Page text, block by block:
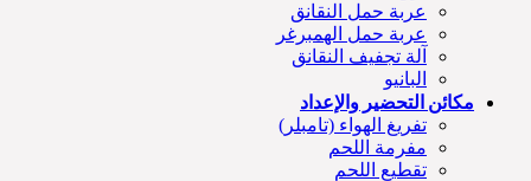
عربة حمل النقانق
عربة حمل الهمبرغر
آلة تجفيف النقانق
البانيو
مكائن التحضير والإعداد
تفريغ الهواء (تامبلر)
مفرمة اللحم
تقطيع اللحم